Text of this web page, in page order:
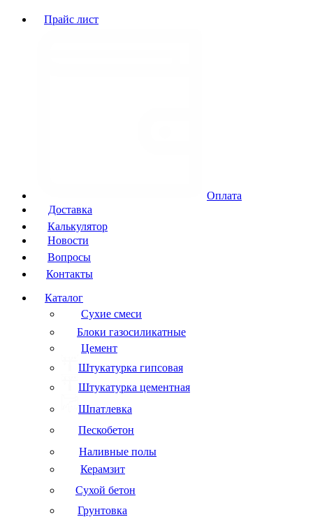
Прайс лист
Оплата
Доставка
Калькулятор
Новости
Вопросы
Контакты
Каталог
Сухие смеси
Блоки газосиликатные
Цемент
Штукатурка гипсовая
Штукатурка цементная
Шпатлевка
Пескобетон
Наливные полы
Керамзит
Сухой бетон
Грунтовка